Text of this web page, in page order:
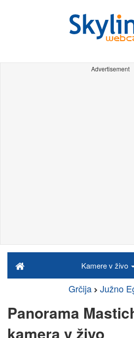
Advertisement
Kamere v živo
Grčija Južno
Panorama
kamera v živo